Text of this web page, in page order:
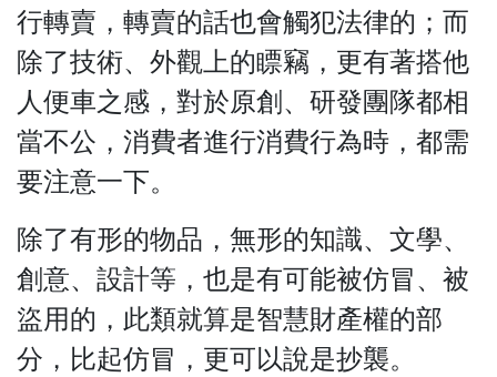
行轉賣，轉賣的話也會觸犯法律的；而
除了技術、外觀上的瞟竊，更有著搭他
人便車之感，對於原創、研發團隊都相
當不公，消費者進行消費行為時，都需
要注意一下。
除了有形的物品，無形的知識、文學、
創意、設計等，也是有可能被仿冒、被
盜用的，此類就算是智慧財產權的部
分，比起仿冒，更可以說是抄襲。